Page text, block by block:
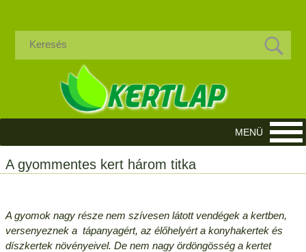
A gyommentes kert három titka
A gyomok nagy része nem szívesen látott vendégek a kertben,
versenyeznek a tápanyagért, az élőhelyért a konyhakertek és
díszkertek növényeivel. De nem nagy ördöngösség a kertet